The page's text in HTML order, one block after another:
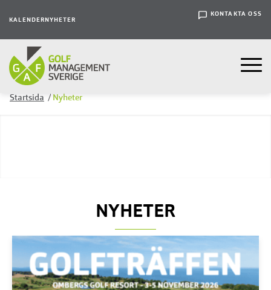
KALENDER NYHETER
KONTAKTA OSS
Startsida / Nyheter
NYHETER